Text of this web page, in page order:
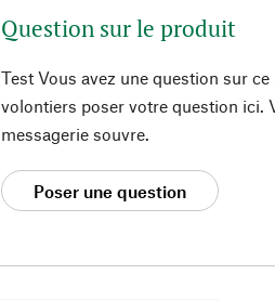
Question sur le produit
Test Vous avez une question sur
volontiers poser votre question ici.
messagerie souvre.
Poser une question